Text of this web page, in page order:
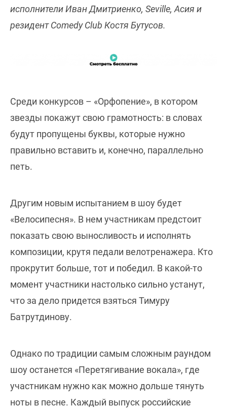
исполнители Иван Дмитриенко, Seville, Асия и
резидент Comedy Club Костя Бутусов.
Среди конкурсов – «Орфопение», в котором
звезды покажут свою грамотность: в словах
будут пропущены буквы, которые нужно
правильно вставить и, конечно, параллельно
петь.
Другим новым испытанием в шоу будет
«Велосипесня». В нем участникам предстоит
показать свою выносливость и исполнять
композиции, крутя педали велотренажера. Кто
прокрутит больше, тот и победил. В какой-то
момент участники настолько сильно устанут,
что за дело придется взяться Тимуру
Батрутдинову.
Однако по традиции самым сложным раундом
шоу останется «Перетягивание вокала», где
участникам нужно как можно дольше тянуть
ноты в песне. Каждый выпуск российские